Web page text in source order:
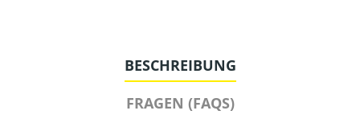
BESCHREIBUNG
FRAGEN (FAQS)